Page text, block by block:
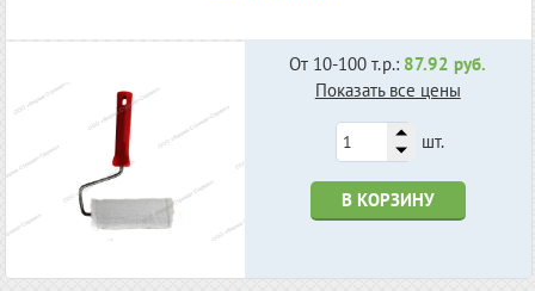
От 10-100 т.р.: 87.92 руб.
Показать все цены
шт.
В КОРЗИНУ